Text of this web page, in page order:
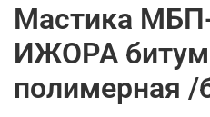
Мастика
ИЖОРА
полимерная /